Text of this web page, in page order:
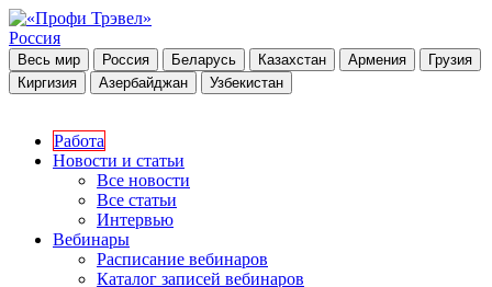
Россия
Весь мир Россия Беларусь Казахстан Армения
Грузия
Киргизия
Азербайджан Узбекистан
Работа
Новости и статьи
Все новости
Все статьи
Интервью
Вебинары
Расписание вебинаров
Каталог записей вебинаров